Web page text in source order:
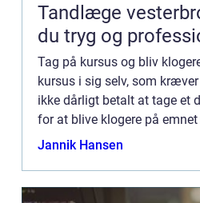
Tandlæge vesterbro sådan
du tryg og
Tag på kursus og bliv
kursus i sig selv, som
ikke dårligt betalt at tage et
for at blive klogere på
der blev sagt “sig selv”. Et
Jannik Hansen